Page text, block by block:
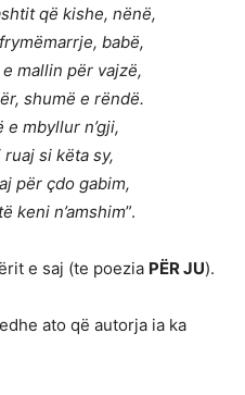
që kishe, nënë,
babë,
mallin për vajzë,
shumë e rëndë.
mbyllur n’gji,
si këta sy,
për çdo gabim,
keni n’amshim”.
e saj (te poezia PËR JU).
ato që autorja ia ka